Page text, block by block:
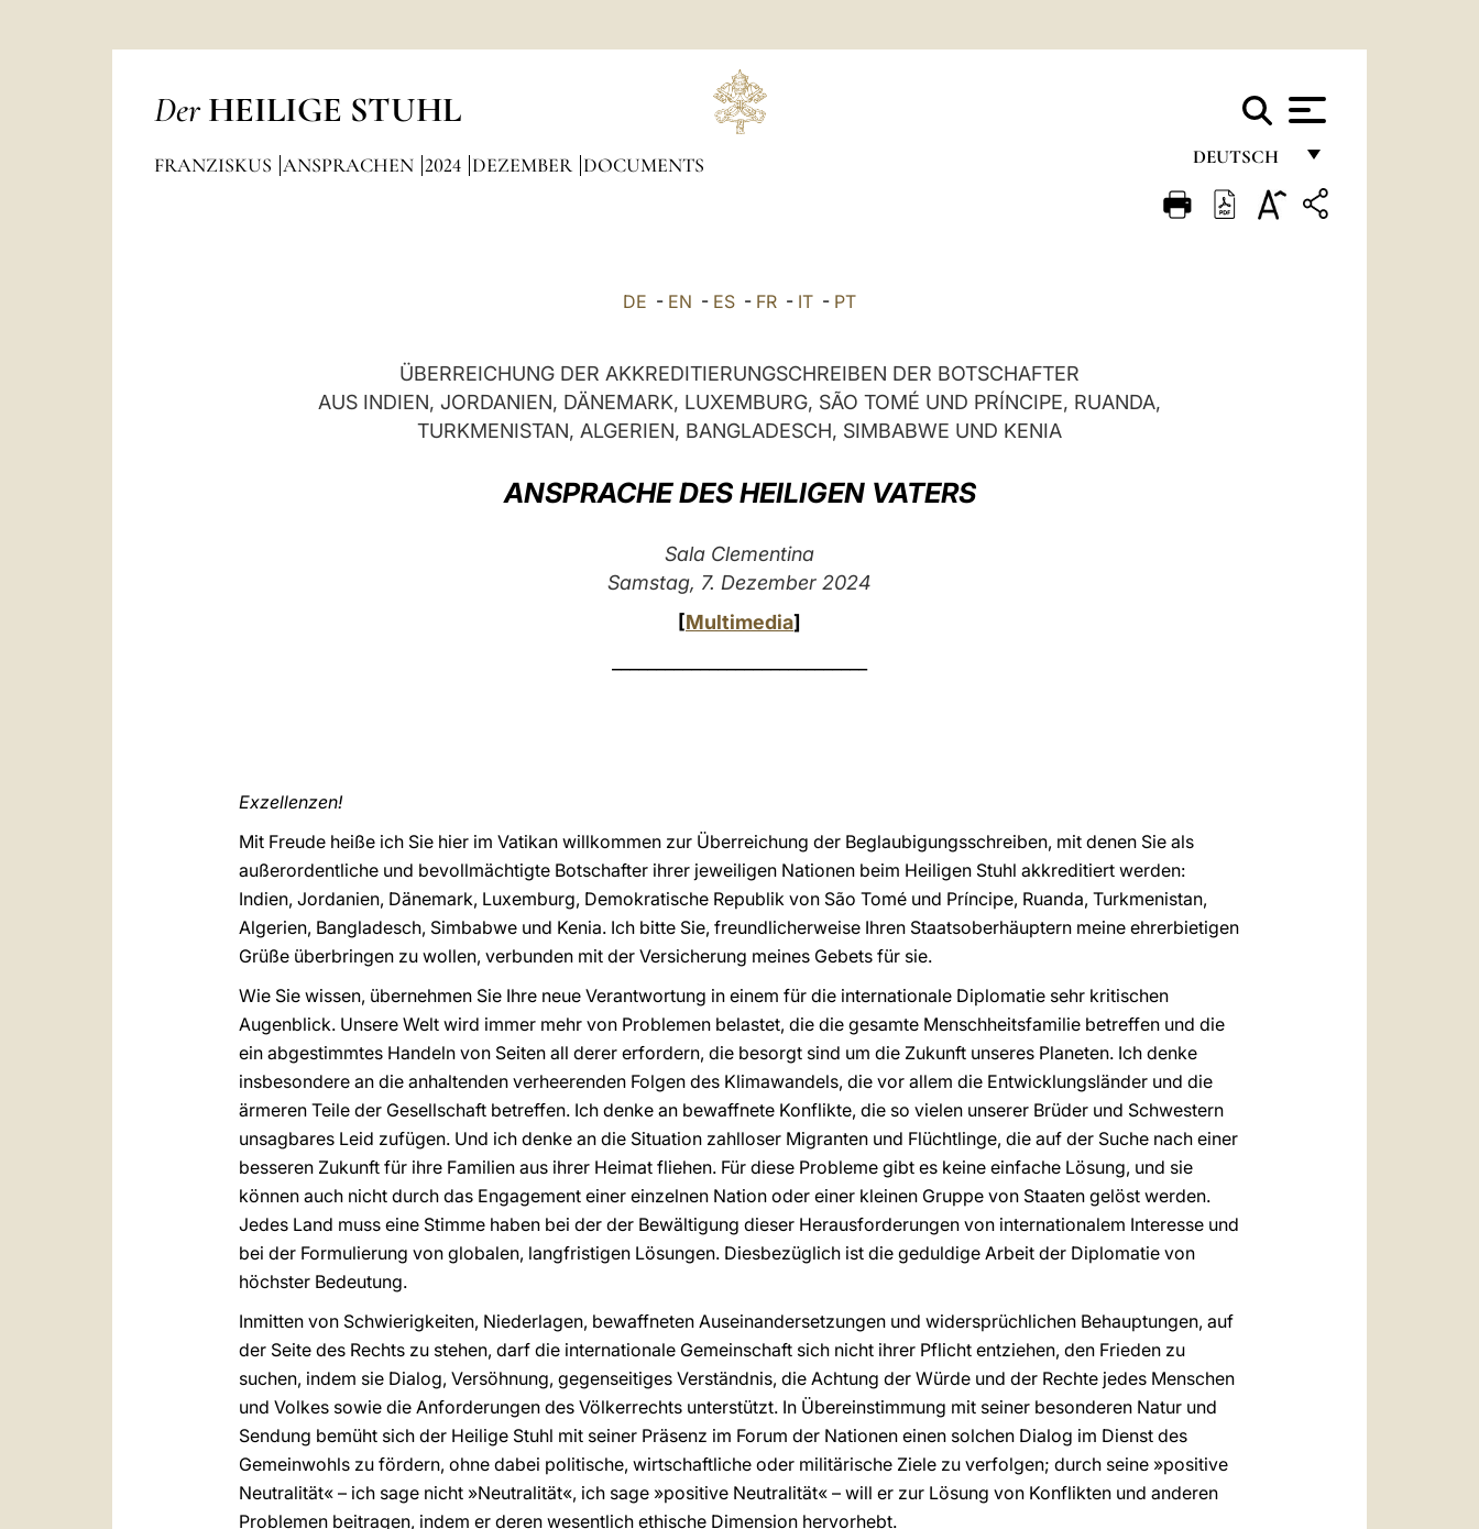
Der HEILIGE STUHL
DEUTSCH
FRANÇAIS
FRANZISKUS ANSPRACHEN 2024 DEZEMBER DOCUMENTS
DE - EN - ES - FR - IT - PT
ÜBERREICHUNG DER AKKREDITIERUNGSCHREIBEN DER BOTSCHAFTER
AUS INDIEN, JORDANIEN, DÄNEMARK, LUXEMBURG, SÃO TOMÉ UND PRÍNCIPE, RUANDA,
TURKMENISTAN, ALGERIEN, BANGLADESCH, SIMBABWE UND KENIA
ANSPRACHE DES HEILIGEN VATERS
Sala Clementina
Samstag, 7. Dezember 2024
[Multimedia]
Exzellenzen!
Mit Freude heiße ich Sie hier im Vatikan willkommen zur Überreichung der Beglaubigungsschreiben, mit denen Sie als
außerordentliche und bevollmächtigte Botschafter ihrer jeweiligen Nationen beim Heiligen Stuhl akkreditiert werden:
Indien, Jordanien, Dänemark, Luxemburg, Demokratische Republik von São Tomé und Príncipe, Ruanda, Turkmenistan,
Algerien, Bangladesch, Simbabwe und Kenia. Ich bitte Sie, freundlicherweise Ihren Staatsoberhäuptern meine ehrerbietigen
Grüße überbringen zu wollen, verbunden mit der Versicherung meines Gebets für sie.
Wie Sie wissen, übernehmen Sie Ihre neue Verantwortung in einem für die internationale Diplomatie sehr kritischen
Augenblick. Unsere Welt wird immer mehr von Problemen belastet, die die gesamte Menschheitsfamilie betreffen und die
ein abgestimmtes Handeln von Seiten all derer erfordern, die besorgt sind um die Zukunft unseres Planeten. Ich denke
insbesondere an die anhaltenden verheerenden Folgen des Klimawandels, die vor allem die Entwicklungsländer und die
ärmeren Teile der Gesellschaft betreffen. Ich denke an bewaffnete Konflikte, die so vielen unserer Brüder und Schwestern
unsagbares Leid zufügen. Und ich denke an die Situation zahlloser Migranten und Flüchtlinge, die auf der Suche nach einer
besseren Zukunft für ihre Familien aus ihrer Heimat fliehen. Für diese Probleme gibt es keine einfache Lösung, und sie
können auch nicht durch das Engagement einer einzelnen Nation oder einer kleinen Gruppe von Staaten gelöst werden.
Jedes Land muss eine Stimme haben bei der der Bewältigung dieser Herausforderungen von internationalem Interesse und
bei der Formulierung von globalen, langfristigen Lösungen. Diesbezüglich ist die geduldige Arbeit der Diplomatie von
höchster Bedeutung.
Inmitten von Schwierigkeiten, Niederlagen, bewaffneten Auseinandersetzungen und widersprüchlichen Behauptungen, auf
der Seite des Rechts zu stehen, darf die internationale Gemeinschaft sich nicht ihrer Pflicht entziehen, den Frieden zu
suchen, indem sie Dialog, Versöhnung, gegenseitiges Verständnis, die Achtung der Würde und der Rechte jedes Menschen
und Volkes sowie die Anforderungen des Völkerrechts unterstützt. In Übereinstimmung mit seiner besonderen Natur und
Sendung bemüht sich der Heilige Stuhl mit seiner Präsenz im Forum der Nationen einen solchen Dialog im Dienst des
Gemeinwohls zu fördern, ohne dabei politische, wirtschaftliche oder militärische Ziele zu verfolgen; durch seine »positive
Neutralität« – ich sage nicht »Neutralität«, ich sage »positive Neutralität« – will er zur Lösung von Konflikten und anderen
Problemen beitragen, indem er deren wesentlich ethische Dimension hervorhebt.